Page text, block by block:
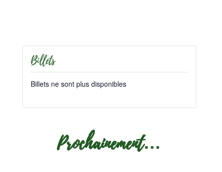
Billets
Billets ne sont plus disponibles
Prochainement…